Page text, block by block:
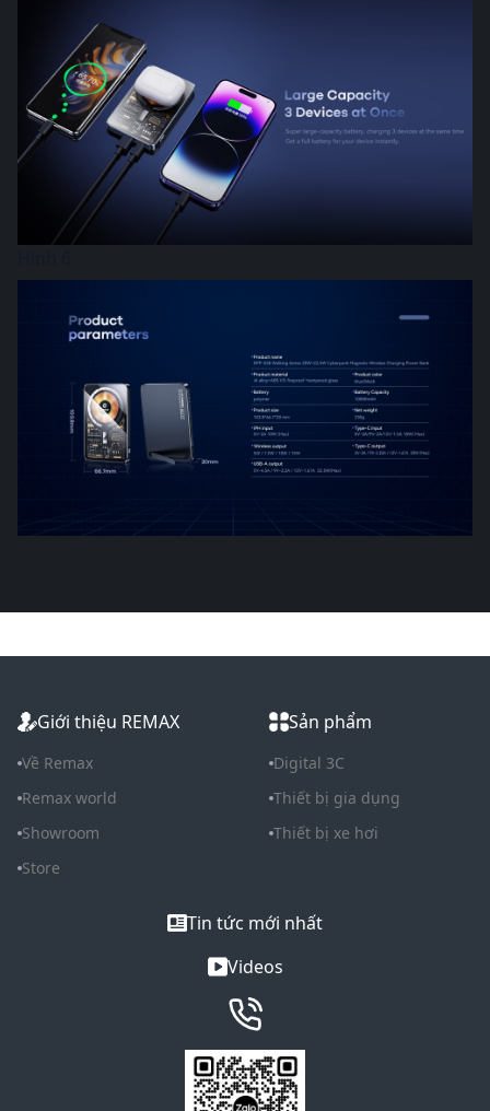
Giới thiệu REMAX
Về Remax
Remax world
Showroom
Store
Sản phẩm
Digital 3C
Thiết bị gia dụng
Thiết bị xe hơi
Tin tức mới nhất
Videos